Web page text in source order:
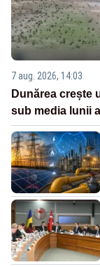
7 aug. 2026, 14:03
Dunărea crește
sub media lunii